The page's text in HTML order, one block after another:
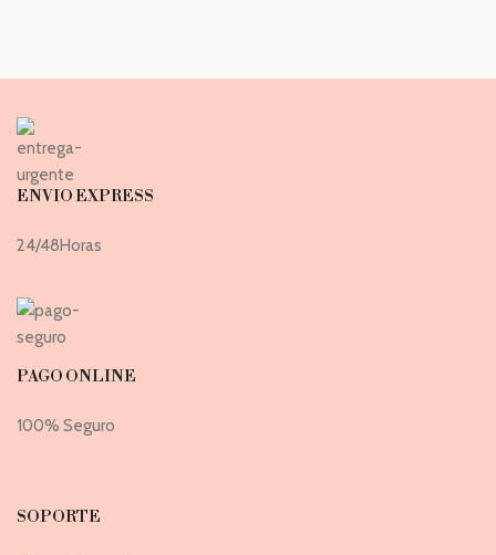
ENVIO EXPRESS
24/48Horas
PAGO ONLINE
100% Seguro
SOPORTE